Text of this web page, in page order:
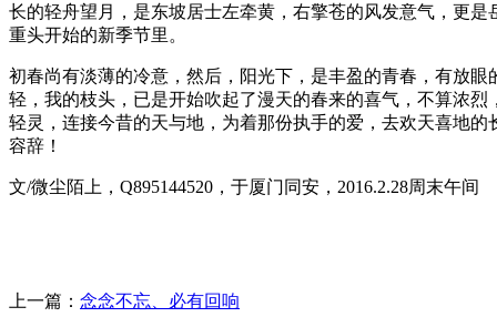
长的轻舟望月，是东坡居士左牵黄，右擎苍的风发意气，更
重头开始的新季节里。
初春尚有淡薄的冷意，然后，阳光下，是丰盈的青春，有放
轻，我的枝头，已是开始吹起了漫天的春来的喜气，不算浓
轻灵，连接今昔的天与地，为着那份执手的爱，去欢天喜地
容辞！
文/微尘陌上，Q895144520，于厦门同安，2016.2.28周末午间
上一篇： 念念不忘、必有回响